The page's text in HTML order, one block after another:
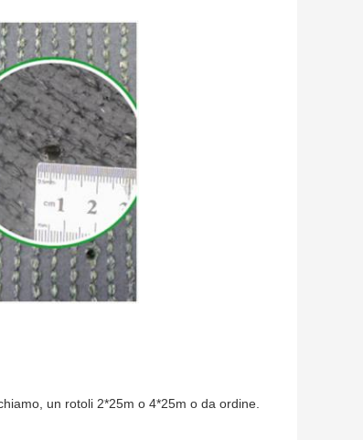
un rotoli 2*25m o 4*25m o da ordine.